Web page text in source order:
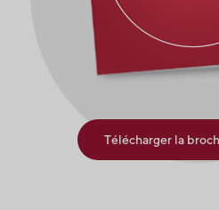
Télécharger la